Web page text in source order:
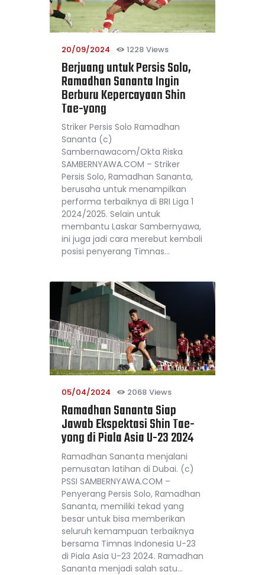
20/09/2024 1228 Views
Berjuang untuk Persis Solo,
Ramadhan Sananta Ingin
Berburu Kepercayaan Shin
Tae-yong
Striker Persis Solo Ramadhan
Sananta (c)
Sambernawacom/Okta Riska
SAMBERNYAWA.COM – Striker
Persis Solo, Ramadhan Sananta,
berusaha untuk menampilkan
performa terbaiknya di BRI Liga 1
2024/2025. Selain untuk
membantu Laskar Sambernyawa,
ini juga jadi cara merebut kembali
posisi penyerang Timnas…
05/04/2024 2068 Views
Ramadhan Sananta Siap
Jawab Ekspektasi Shin Tae-
yong di Piala Asia U-23 2024
Ramadhan Sananta menjalani
pemusatan latihan di Dubai. (c)
PSSI SAMBERNYAWA.COM –
Penyerang Persis Solo, Ramadhan
Sananta, memiliki tekad yang
besar untuk bisa memberikan
seluruh kemampuan terbaiknya
bersama Timnas Indonesia U-23
di Piala Asia U-23 2024. Ramadhan
Sananta menjadi salah satu…